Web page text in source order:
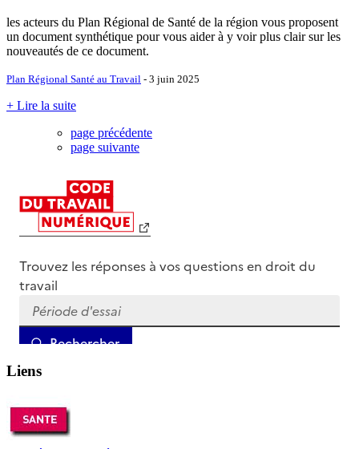
les acteurs du Plan Régional de Santé de la région vous proposent
un document synthétique pour vous aider à y voir plus clair sur les
nouveautés de ce document.
Plan Régional Santé au Travail - 3 juin 2025
+ Lire la suite
page précédente
page suivante
Liens